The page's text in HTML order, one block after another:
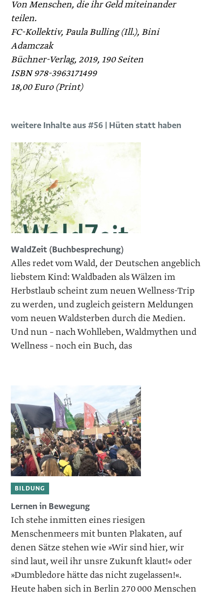
Von Menschen, die ihr Geld ­miteinander
teilen.
FC-Kollektiv, Paula Bulling (Ill.), Bini
Adamczak
Büchner-Verlag, 2019, 190 Seiten
ISBN 978-3963171499
18,00 Euro (Print)
weitere Inhalte aus #56 | Hüten statt haben
WaldZeit (Buchbesprechung)
Alles redet vom Wald, der Deutschen angeblich
liebstem Kind: Waldbaden als Wälzen im
Herbstlaub scheint zum neuen Wellness-Trip
zu werden, und zugleich geistern Meldungen
vom neuen Waldsterben durch die Medien.
Und nun – nach Wohlleben, Waldmythen und
Wellness – noch ein Buch, das
BILDUNG
Lernen in Bewegung
Ich stehe inmitten eines riesigen
Menschenmeers mit bunten Plakaten, auf
denen Sätze stehen wie »Wir sind hier, wir
sind laut, weil ihr unsre Zukunft klaut!« oder
»Dumbledore hätte das nicht zugelassen!«.
Heute haben sich in Berlin 270 000 Menschen